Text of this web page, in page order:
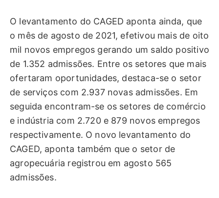
O levantamento do CAGED aponta ainda, que
o mês de agosto de 2021, efetivou mais de oito
mil novos empregos gerando um saldo positivo
de 1.352 admissões. Entre os setores que mais
ofertaram oportunidades, destaca-se o setor
de serviços com 2.937 novas admissões. Em
seguida encontram-se os setores de comércio
e indústria com 2.720 e 879 novos empregos
respectivamente. O novo levantamento do
CAGED, aponta também que o setor de
agropecuária registrou em agosto 565
admissões.